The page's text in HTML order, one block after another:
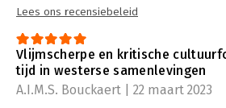
Lees ons recensiebeleid
Vlijmscherpe en kritische
tijd in westerse samenlevingen
A.I.M.S. Bouckaert | 22 maart 2023